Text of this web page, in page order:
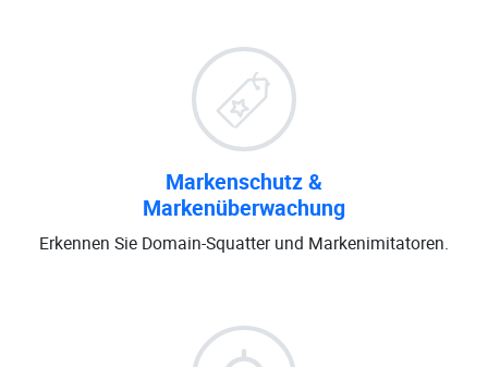
Markenschutz &
Markenüberwachung
Erkennen Sie Domain-Squatter und Markenimitatoren.